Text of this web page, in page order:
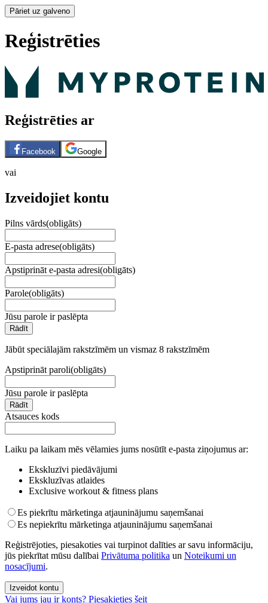
Pāriet uz galveno
Reģistrēties
Reģistrēties ar
Facebook Google
vai
Izveidojiet kontu
Pilns vārds(obligāts)
E-pasta adrese(obligāts)
Apstiprināt e-pasta adresi(obligāts)
Parole(obligāts)
Jūsu parole ir paslēpta
Rādīt
Jābūt speciālajām rakstzīmēm un vismaz 8 rakstzīmēm
Apstiprināt paroli(obligāts)
Jūsu parole ir paslēpta
Rādīt
Atsauces kods
Laiku pa laikam mēs vēlamies jums nosūtīt e-pasta ziņojumus ar:
Ekskluzīvi piedāvājumi
Ekskluzīvas atlaides
Exclusive workout & fitness plans
Es piekrītu mārketinga atjauninājumu saņemšanai
Es nepiekrītu mārketinga atjauninājumu saņemšanai
Reģistrējoties, piesakoties vai turpinot dalīties ar savu informāciju,
jūs piekrītat mūsu dalībai Privātuma politika un Noteikumi un
nosacījumi.
Izveidot kontu
Vai jums jau ir konts? Piesakieties šeit